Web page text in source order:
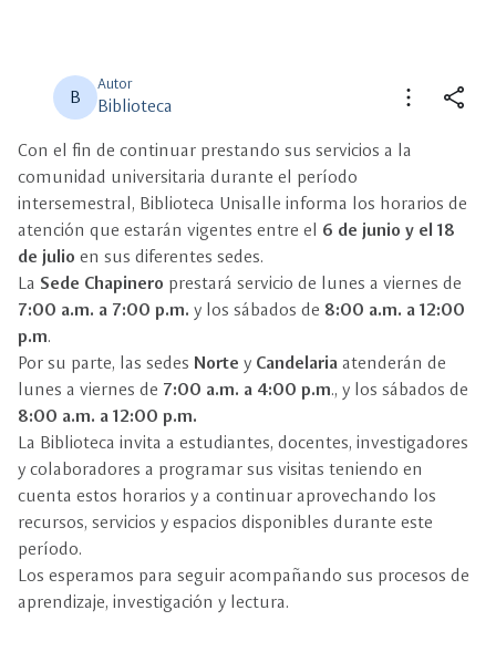
B
Autor
Biblioteca more_vert share
Compartir
Seleccione un filtro
descriptionDescripción
view_carouselMultimedia
Con el fin de continuar prestando sus servicios a la
comunidad universitaria durante el período
intersemestral, Biblioteca Unisalle informa los horarios de
atención que estarán vigentes entre el 6 de junio y el 18
de julio en sus diferentes sedes.
La Sede Chapinero prestará servicio de lunes a viernes de
7:00 a.m. a 7:00 p.m. y los sábados de 8:00 a.m. a 12:00
p.m.
Por su parte, las sedes Norte y Candelaria atenderán de
lunes a viernes de 7:00 a.m. a 4:00 p.m., y los sábados de
8:00 a.m. a 12:00 p.m.
La Biblioteca invita a estudiantes, docentes, investigadores
y colaboradores a programar sus visitas teniendo en
cuenta estos horarios y a continuar aprovechando los
recursos, servicios y espacios disponibles durante este
período.
Los esperamos para seguir acompañando sus procesos de
aprendizaje, investigación y lectura.